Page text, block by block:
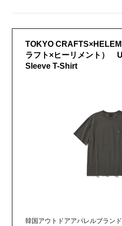
TOKYO
ラフト×ヒーリメント）
Sleeve T-Shirt
韓国アウトドアアパレルブラン